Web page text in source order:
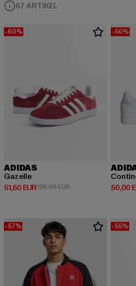
67 ARTIKEL
-60%
ADIDAS
Gazelle
51,60 EUR
Derzeitiger Preis: 51,60 EUR
128,99 EURAktionspreis: 128,99
-50%
50,00
-57% -55%